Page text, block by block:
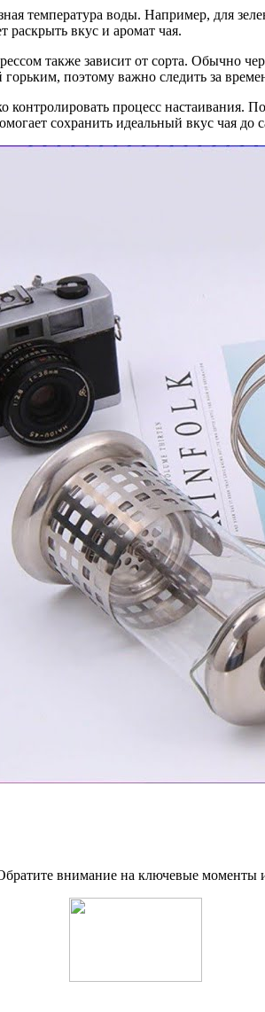
температура воды. Например, для
вкус и аромат чая.
также зависит от сорта. Обычно
поэтому важно следить за
контролировать процесс
сохранить идеальный вкус чая до
внимание на ключевые моменты